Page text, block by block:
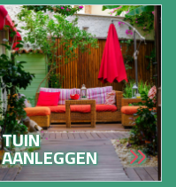
TUIN
AANLEGGEN